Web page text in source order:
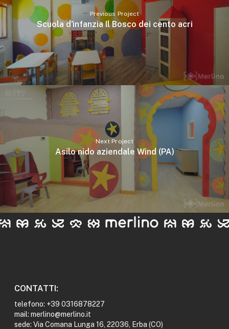
Previous Project
Scuola d'infanzia Il Bosco dei cento acri
Next Project
Asilo nido aziendale Wind (PA)
CONTATTI:
telefono: +39 0316878227
mail: merlino@merlino.it
sede: Via Comana Lunga 16, 22036, Erba (CO)